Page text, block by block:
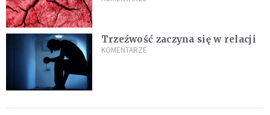
Trzeźwość zaczyna się w relacji
KOMENTARZE